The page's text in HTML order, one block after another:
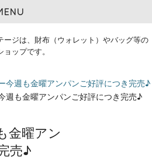
ージは、財布（ウォレット）やバッグ等の
ップです。
今週も金曜アンパンご好評につき完売♪
週も金曜アンパンご好評につき完売♪
金曜アン
売♪